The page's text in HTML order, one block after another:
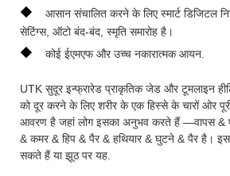
◆
आसान संचालित करने के लिए स्मार्ट डिजिटल
सेटिंग्स, ऑटो बंद-बंद, स्मृति समारोह है।
◆ कोई ईएमएफ और उच्च नकारात्मक आयन.
UTK सुदूर इन्फ्रारेड प्राकृतिक जेड और टूमलाइन
को दूर करने के लिए शरीर के एक हिस्से के चारों ओर
आवरण है जहां लोग इसका अनुभव करते हैं —वापस &
& कमर & हिप & पैर & हथियार & घुटने & पैर है।
सकते हैं या झूठ पर यह.